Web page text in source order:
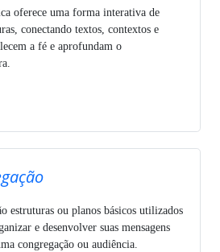
oferece uma forma interativa de
conectando textos, contextos e
a fé e aprofundam o
estruturas ou planos básicos utilizados
e desenvolver suas mensagens
congregação ou audiência.